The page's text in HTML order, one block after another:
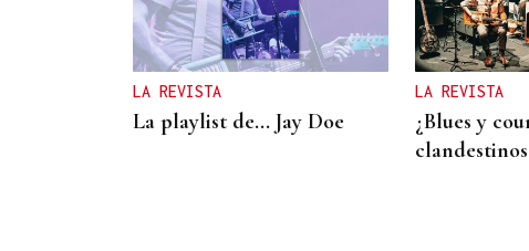
LA REVISTA
La playlist de... Jay Doe
LA REVISTA
¿Blues y